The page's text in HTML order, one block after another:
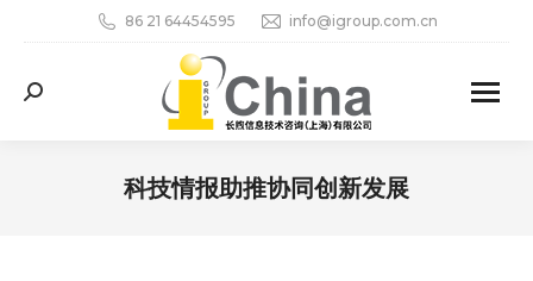
86 21 64454595 info@igroup.com.cn
Search:
科技情报助推协同创新发展